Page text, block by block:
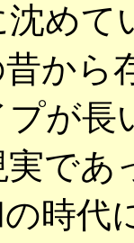
めて
昔か
が長
で
時代